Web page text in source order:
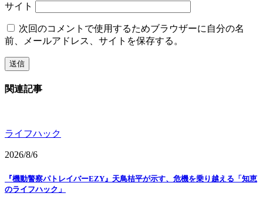
サイト
次回のコメントで使用するためブラウザーに自分の名
前、メールアドレス、サイトを保存する。
関連記事
ライフハック
2026/8/6
『機動警察パトレイバーEZY』天鳥桔平が示す、危機を乗り越える「知恵
のライフハック」